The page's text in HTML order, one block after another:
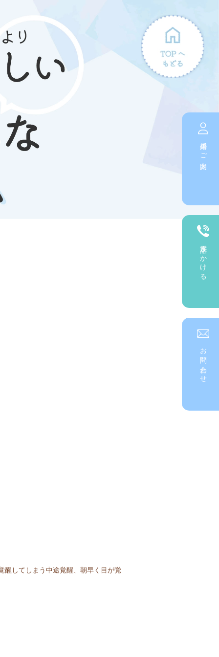
醒してしまう中途覚醒、朝早く目が覚
採用のご案内
電話をかける
お問い合わせ